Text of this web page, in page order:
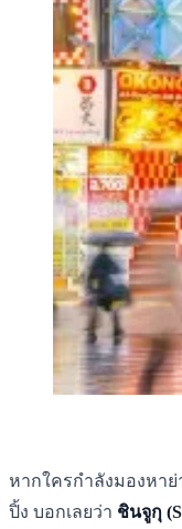
หากใครกำลังมองหาย่
ปิ้ง บอกเลยว่า ชินจูกุ